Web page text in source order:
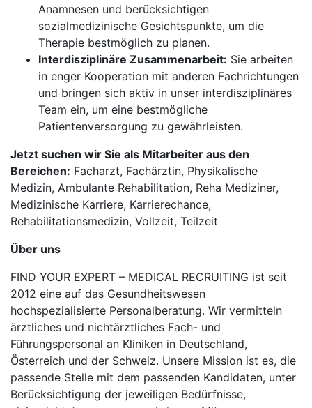
Anamnesen und berücksichtigen
sozialmedizinische Gesichtspunkte, um die
Therapie bestmöglich zu planen.
Interdisziplinäre Zusammenarbeit: Sie arbeiten
in enger Kooperation mit anderen Fachrichtungen
und bringen sich aktiv in unser interdisziplinäres
Team ein, um eine bestmögliche
Patientenversorgung zu gewährleisten.
Jetzt suchen wir Sie als Mitarbeiter aus den
Bereichen: Facharzt, Fachärztin, Physikalische
Medizin, Ambulante Rehabilitation, Reha Mediziner,
Medizinische Karriere, Karrierechance,
Rehabilitationsmedizin, Vollzeit, Teilzeit
Über uns
FIND YOUR EXPERT – MEDICAL RECRUITING ist seit
2012 eine auf das Gesundheitswesen
hochspezialisierte Personalberatung. Wir vermitteln
ärztliches und nichtärztliches Fach- und
Führungspersonal an Kliniken in Deutschland,
Österreich und der Schweiz. Unsere Mission ist es, die
passende Stelle mit dem passenden Kandidaten, unter
Berücksichtigung der jeweiligen Bedürfnisse,